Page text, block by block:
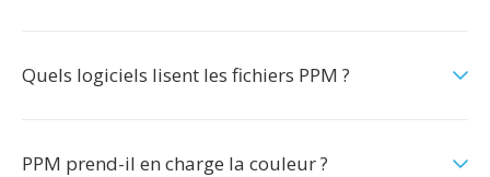
Quels logiciels lisent les fichiers PPM ?
PPM prend-il en charge la couleur ?